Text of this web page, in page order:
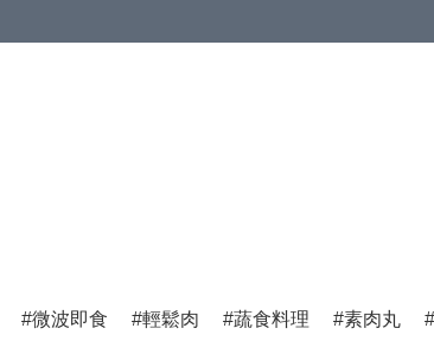
微波即食 輕鬆肉 蔬食料理 素肉丸